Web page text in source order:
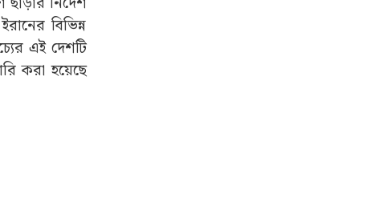
বিভিন্ন
এই দেশটি
করা হয়েছে